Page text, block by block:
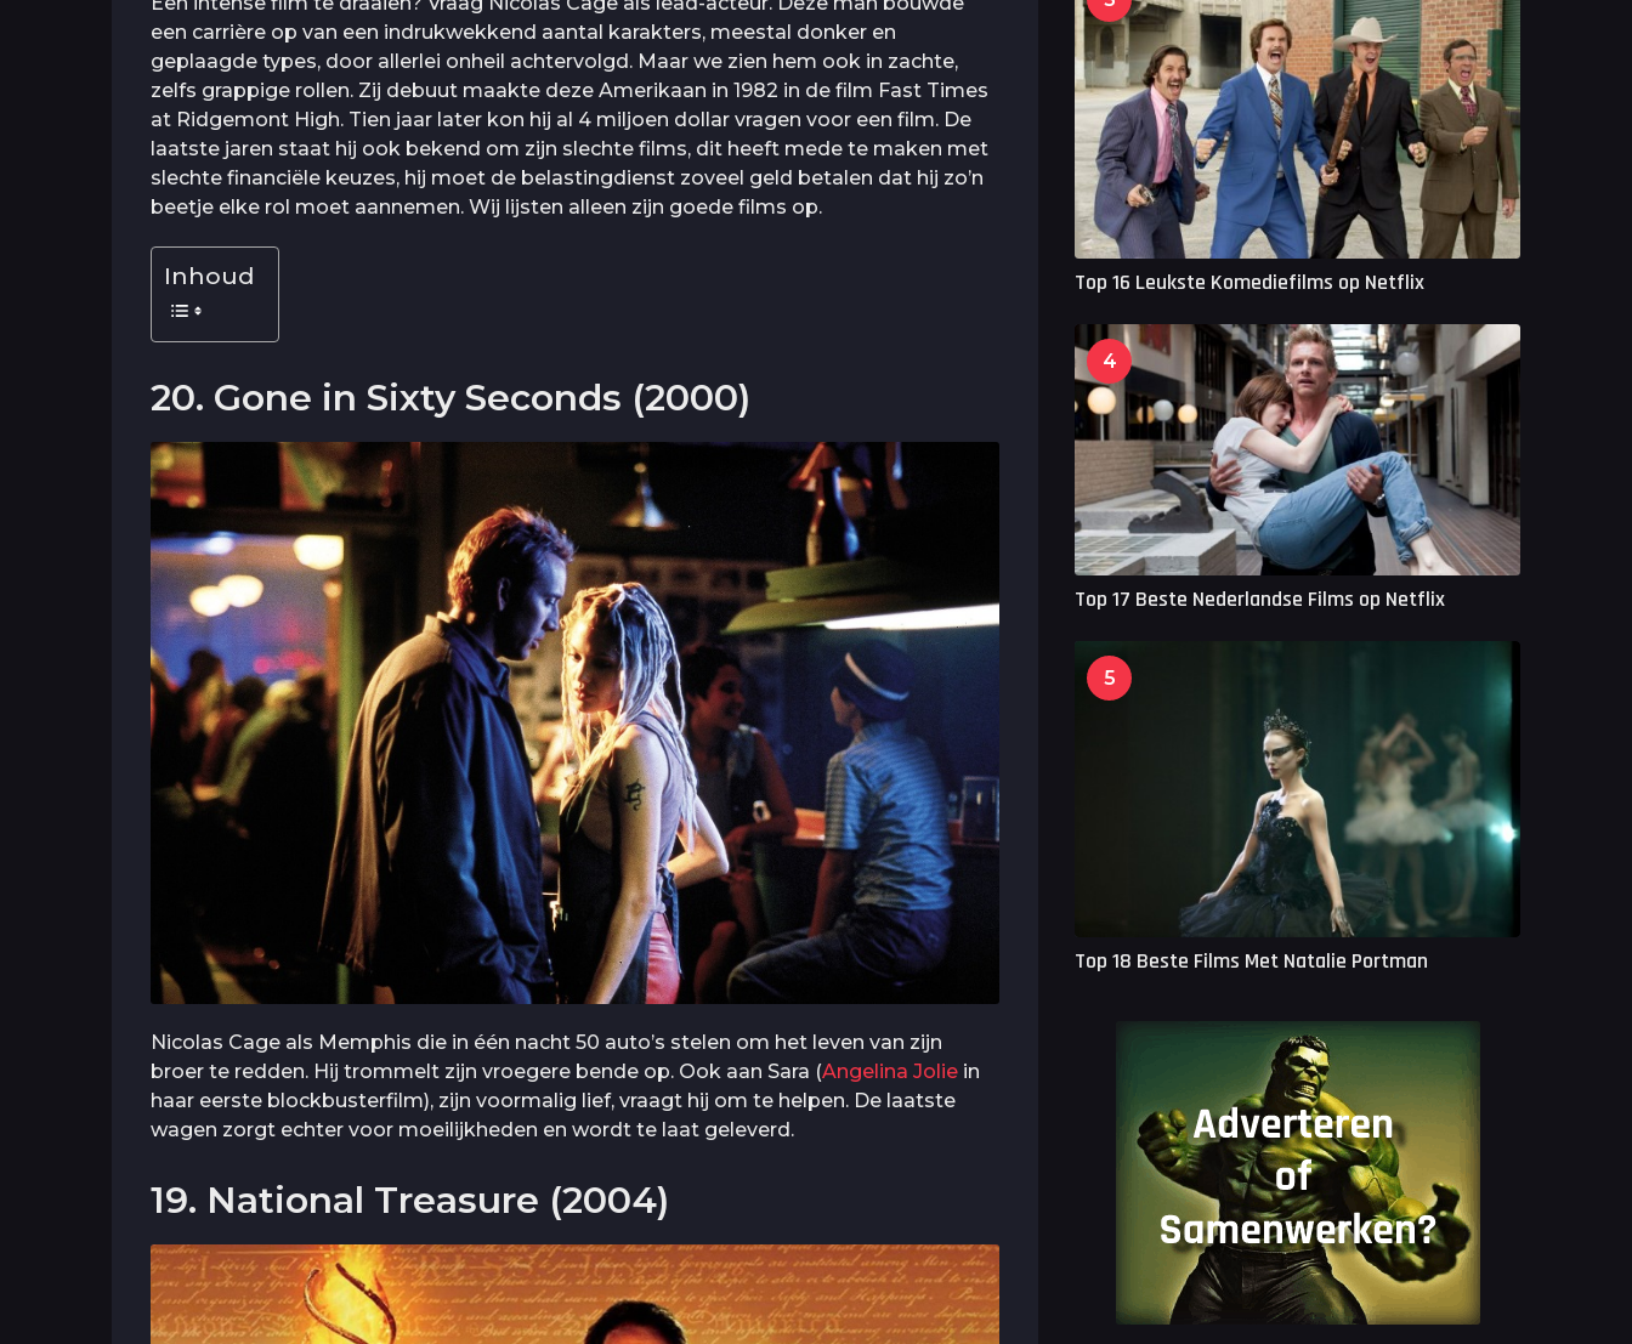
een carrière op van een indrukwekkend aantal karakters, meestal donker en
geplaagde types, door allerlei onheil achtervolgd. Maar we zien hem ook in zachte,
zelfs grappige rollen. Zij debuut maakte deze Amerikaan in 1982 in de film Fast Times
at Ridgemont High. Tien jaar later kon hij al 4 miljoen dollar vragen voor een film. De
laatste jaren staat hij ook bekend om zijn slechte films, dit heeft mede te maken met
slechte financiële keuzes, hij moet de belastingdienst zoveel geld betalen dat hij zo’n
beetje elke rol moet aannemen. Wij lijsten alleen zijn goede films op.
Inhoud
20. Gone in Sixty Seconds (2000)
Nicolas Cage als Memphis die in één nacht 50 auto’s stelen om het leven van zijn
broer te redden. Hij trommelt zijn vroegere bende op. Ook aan Sara (Angelina Jolie in
haar eerste blockbusterfilm), zijn voormalig lief, vraagt hij om te helpen. De laatste
wagen zorgt echter voor moeilijkheden en wordt te laat geleverd.
19. National Treasure (2004)
Top 16 Leukste Komediefilms op Netflix
4
Top 17 Beste Nederlandse Films op Netflix
5
Top 18 Beste Films Met Natalie Portman